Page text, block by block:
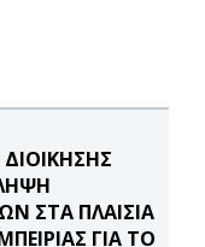
ΣΤΑ ΠΛΑΙΣΙΑ
ΓΙΑ ΤΟ